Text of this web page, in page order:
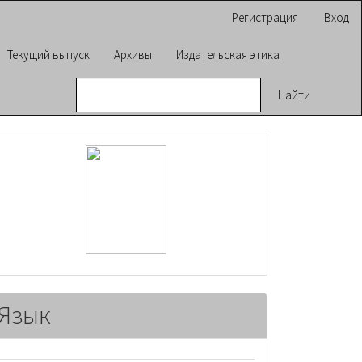
Регистрация Вход
Текущий выпуск Архивы Издательская этика
Найти